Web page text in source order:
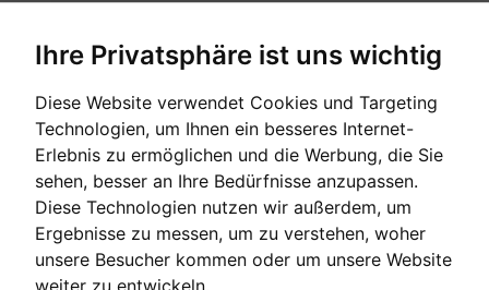
Ihre Privatsphäre ist uns wichtig
Diese Website verwendet Cookies und Targeting
Technologien, um Ihnen ein besseres Internet-
Erlebnis zu ermöglichen und die Werbung, die Sie
sehen, besser an Ihre Bedürfnisse anzupassen.
Diese Technologien nutzen wir außerdem, um
Ergebnisse zu messen, um zu verstehen, woher
unsere Besucher kommen oder um unsere Website
weiter zu entwickeln.
ZUBEHÖR